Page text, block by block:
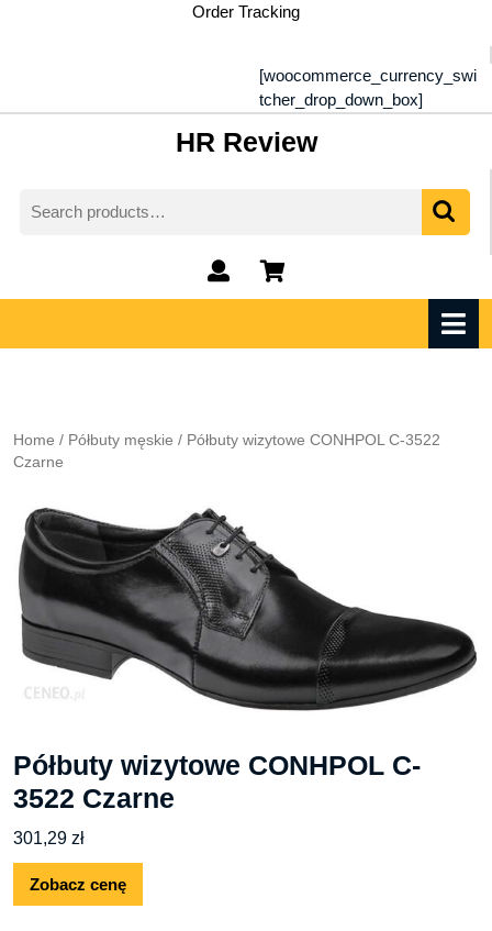
Order Tracking
[woocommerce_currency_swi
tcher_drop_down_box]
HR Review
for:
My
Account
shopping
cart
Home / Półbuty męskie / Półbuty wizytowe CONHPOL C-3522
Czarne
Półbuty wizytowe CONHPOL C-
3522 Czarne
301,29 zł
Zobacz cenę